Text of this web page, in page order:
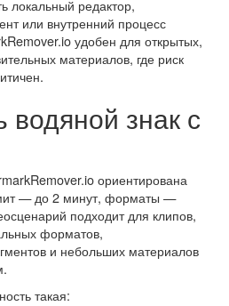
локальный редактор,
или внутренний процесс
удобен для открытых,
материалов, где риск
водяной знак с
ориентирована
— до 2 минут, форматы —
подходит для клипов,
форматов,
и небольших материалов
такая: